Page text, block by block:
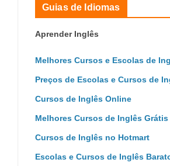
Guias de Idiomas
Aprender Inglês
Melhores Cursos e Escolas de
Preços de Escolas e Cursos de
Cursos de Inglês Online
Melhores Cursos de Inglês Grátis
Cursos de Inglês no Hotmart
Escolas e Cursos de Inglês